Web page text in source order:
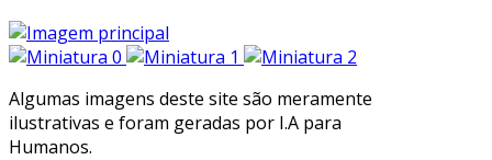
Algumas imagens deste site são meramente
ilustrativas e foram geradas por I.A para
Humanos.